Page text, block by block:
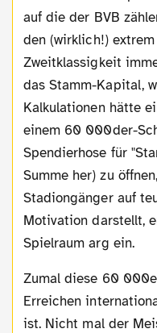
auf die der BVB
den (wirklich!)
Zweitklassigkeit
das Stamm-Kapital,
Kalkulationen hätte
einem 60 000der-
Spendierhose für
Summe her) zu
Stadiongänger auf
Motivation darstellt,
Spielraum arg ein.
Zumal diese 60 000er-Rechnung mit dem
Erreichen
ist. Nicht mal der